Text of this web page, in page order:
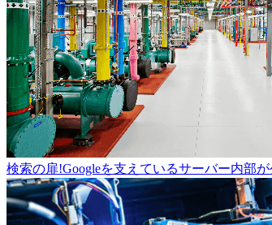
検索の扉!Googleを支えているサーバー内部